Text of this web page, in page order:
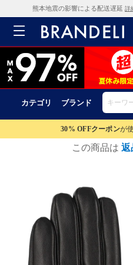
熊本地震の影響による配送遅延 詳
カテゴリ ブランド
30% OFFクーポンが
この商品は 返